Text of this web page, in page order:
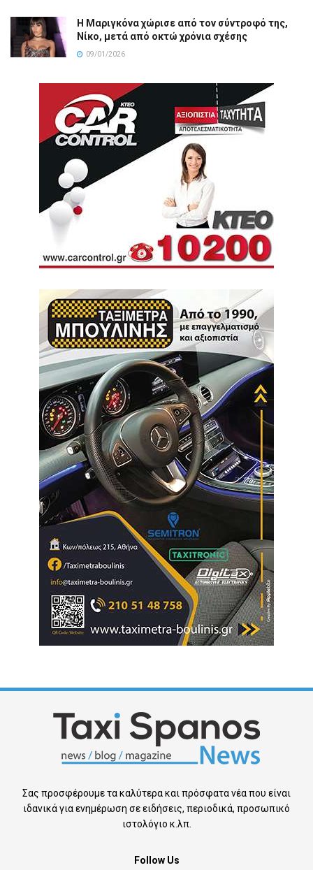
Η Μαριγκόνα χώρισε από τον σύντροφό της,
Νίκο, μετά από οκτώ χρόνια σχέσης
09/01/2026
Σας προσφέρουμε τα καλύτερα και πρόσφατα νέα που είναι
ιδανικά για ενημέρωση σε ειδήσεις, περιοδικά, προσωπικό
ιστολόγιο κ.λπ.
Follow Us